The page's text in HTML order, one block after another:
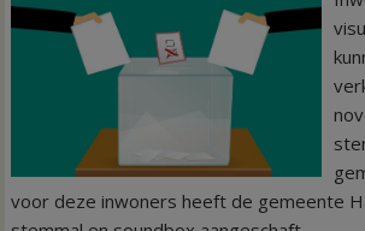
voor deze inwoners heeft de gemeente